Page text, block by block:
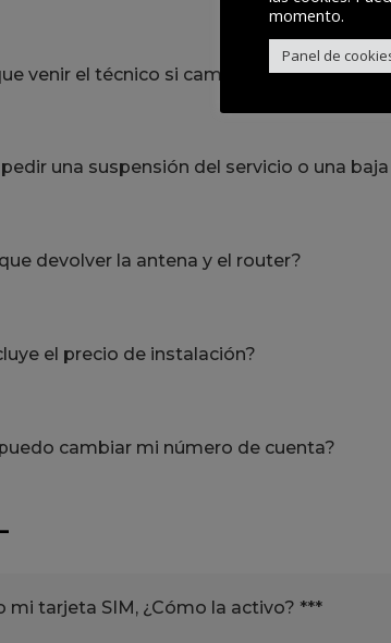
venir el técnico si cambio de tarifa?
una suspensión del servicio o una
devolver la antena y el router?
el precio de instalación?
cambiar mi número de cuenta?
mi tarjeta SIM, ¿Cómo la activo? ***
momento.
Panel de